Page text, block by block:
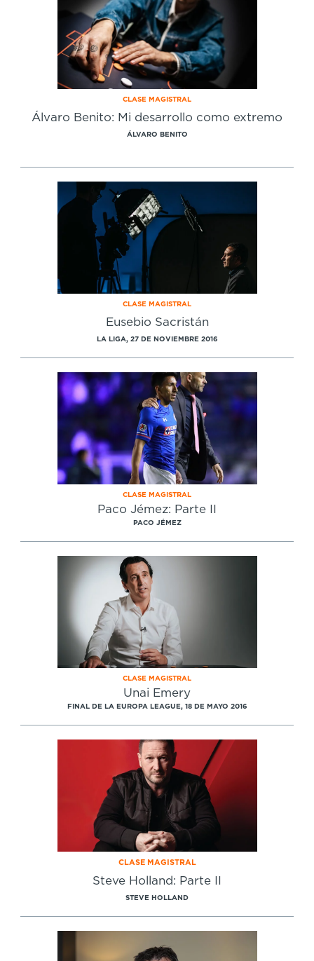
CLASE MAGISTRAL
Álvaro Benito: Mi desarrollo como extremo
ÁLVARO BENITO
CLASE MAGISTRAL
Eusebio Sacristán
LA LIGA, 27 DE NOVIEMBRE 2016
CLASE MAGISTRAL
Paco Jémez: Parte II
PACO JÉMEZ
CLASE MAGISTRAL
Unai Emery
FINAL DE LA EUROPA LEAGUE, 18 DE MAYO 2016
CLASE MAGISTRAL
Steve Holland: Parte II
STEVE HOLLAND